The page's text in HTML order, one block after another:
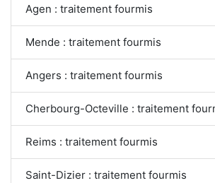
Agen : traitement fourmis
Mende : traitement fourmis
Angers : traitement fourmis
Cherbourg-Octeville : traitement
Reims : traitement fourmis
Saint-Dizier : traitement fourmis